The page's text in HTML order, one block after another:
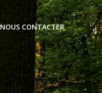
NOUS CONTACTER